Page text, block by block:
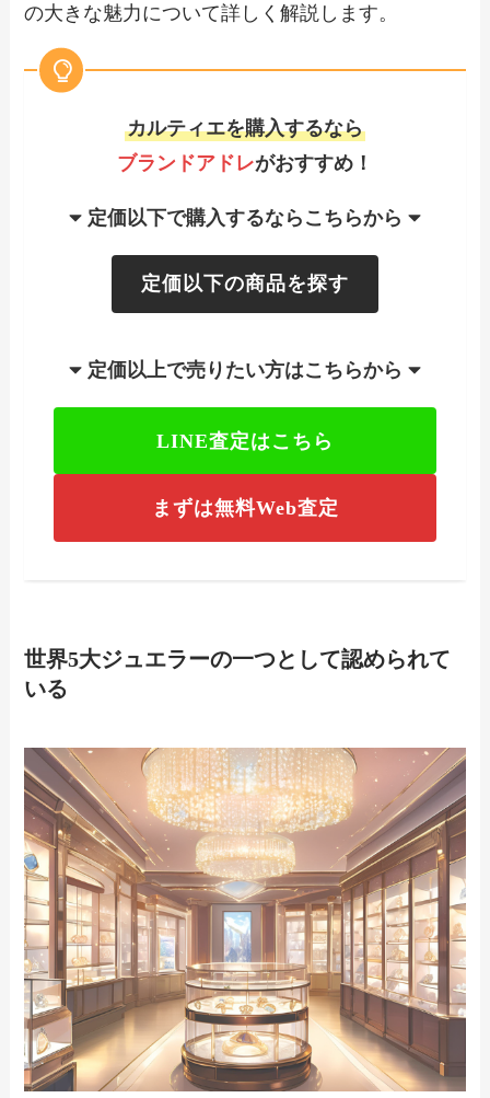
の大きな魅力について詳しく解説します。
カルティエを購入するなら
ブランドアドレがおすすめ！
定価以下で購入するならこちらから
定価以下の商品を探す
定価以上で売りたい方はこちらから
LINE査定はこちら
まずは無料Web査定
世界5大ジュエラーの一つとして認められて
いる